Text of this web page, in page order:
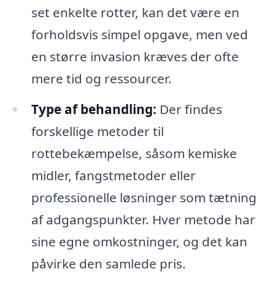
set enkelte rotter, kan det være en
forholdsvis simpel opgave, men ved
en større invasion kræves der ofte
mere tid og ressourcer.
Type af behandling: Der findes
forskellige metoder til
rottebekæmpelse, såsom kemiske
midler, fangstmetoder eller
professionelle løsninger som tætning
af adgangspunkter. Hver metode har
sine egne omkostninger, og det kan
påvirke den samlede pris.